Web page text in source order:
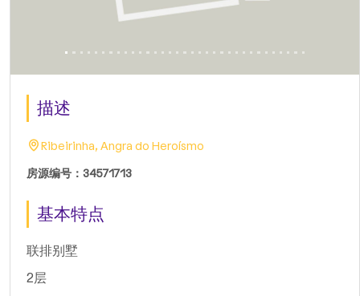
描述
Ribeirinha, Angra do Heroísmo
房源编号：34571713
基本特点
联排别墅
2层